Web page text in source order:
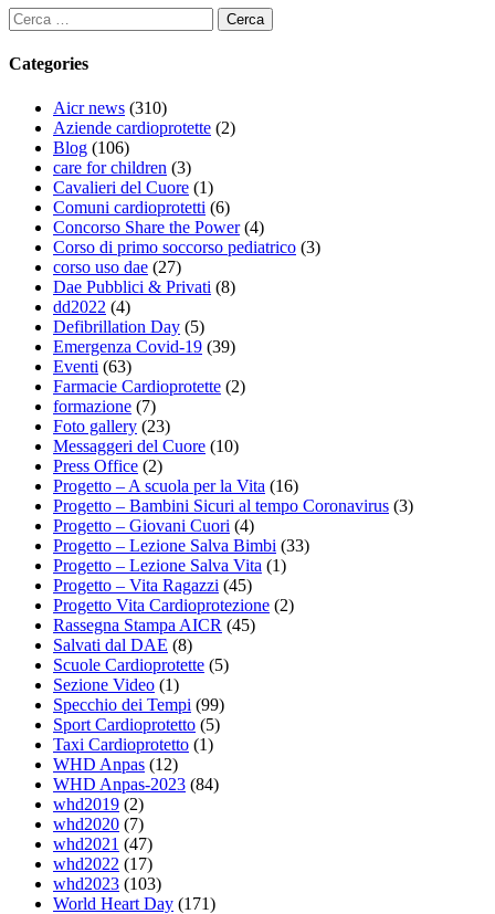
Ricerca
per:
Categories
Aicr news (310)
Aziende cardioprotette (2)
Blog (106)
care for children (3)
Cavalieri del Cuore (1)
Comuni cardioprotetti (6)
Concorso Share the Power(4)
Corso di primo soccorso pediatrico (3)
corso uso dae (27)
Dae Pubblici & Privati (8)
dd2022 (4)
Defibrillation Day (5)
Emergenza Covid-19 (39)
Eventi (63)
Farmacie Cardioprotette (2)
formazione (7)
Foto gallery (23)
Messaggeri del Cuore (10)
Press Office (2)
Progetto – A scuola per la Vita (16)
Progetto – Bambini Sicuri al tempo Coronavirus (3)
Progetto – Giovani Cuori (4)
Progetto – Lezione Salva Bimbi (33)
Progetto – Lezione Salva Vita (1)
Progetto – Vita Ragazzi (45)
Progetto Vita Cardioprotezione (2)
Rassegna Stampa AICR (45)
Salvati dal DAE (8)
Scuole Cardioprotette (5)
Sezione Video (1)
Specchio dei Tempi (99)
Sport Cardioprotetto (5)
Taxi Cardioprotetto (1)
WHD Anpas (12)
WHD Anpas-2023 (84)
whd2019 (2)
whd2020 (7)
whd2021 (47)
whd2022 (17)
whd2023 (103)
World Heart Day (171)